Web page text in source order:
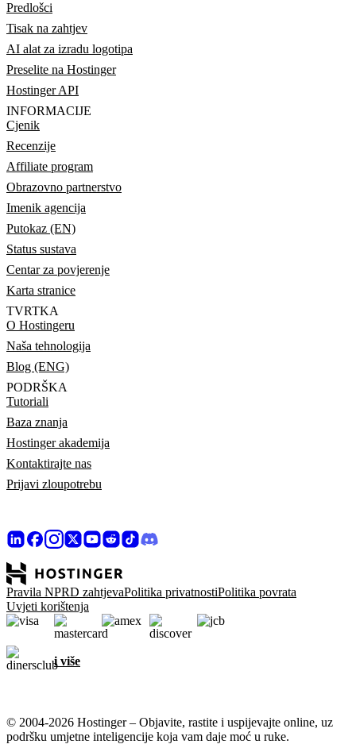
Predlošci
Tisak na zahtjev
AI alat za izradu logotipa
Preselite na Hostinger
Hostinger API
INFORMACIJE
Cjenik
Recenzije
Affiliate program
Obrazovno partnerstvo
Imenik agencija
Putokaz (EN)
Status sustava
Centar za povjerenje
Karta stranice
TVRTKA
O Hostingeru
Naša tehnologija
Blog (ENG)
PODRŠKA
Tutoriali
Baza znanja
Hostinger akademija
Kontaktirajte nas
Prijavi zloupotrebu
Pravila NPRD zahtjevaPolitika privatnostiPolitika povrata
Uvjeti korištenja
i više
© 2004-2026 Hostinger – Objavite, rastite i uspijevajte online, uz
podršku umjetne inteligencije koja vam daje moć u ruke.